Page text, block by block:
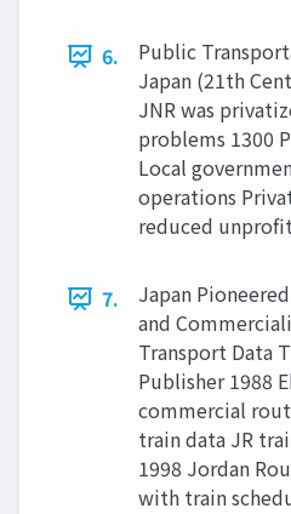
6.
Public
Japan (21th
JNR was
problems 1300
Local
operations
reduced
7.
Japan
and
Transport Data
Publisher 1988
commercial
train data JR
1998 Jordan
with train